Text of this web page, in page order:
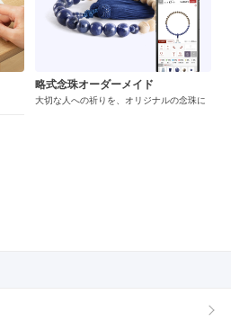
略式念珠オーダーメイド
大切な人への祈りを、オリジナルの念珠に